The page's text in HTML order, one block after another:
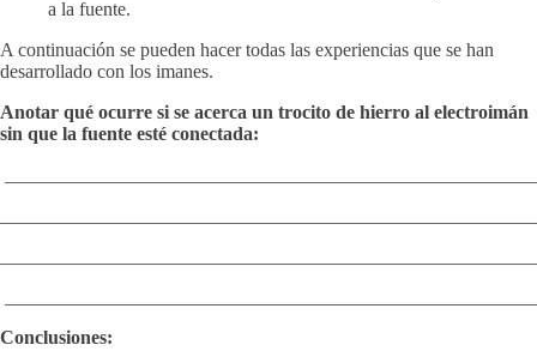
a la fuente.
A continuación se pueden hacer todas las experiencias que se han
desarrollado con los imanes.
Anotar qué ocurre si se acerca un trocito de hierro al electroimán
sin que la fuente esté conectada:
Conclusiones: